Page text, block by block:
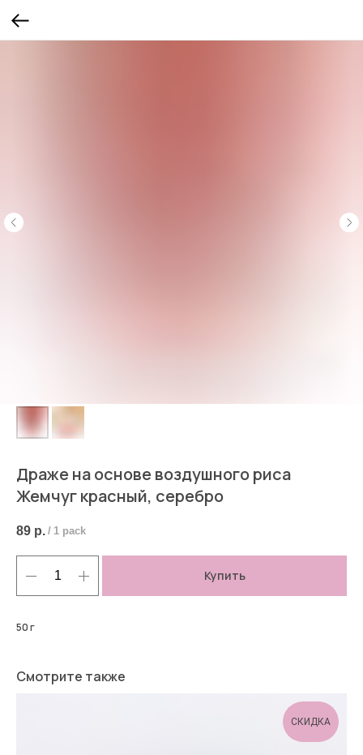
Драже на основе воздушного риса
Жемчуг красный, серебро
89 р. / 1 pack
Купить
50 г
Смотрите также
СКИДКА